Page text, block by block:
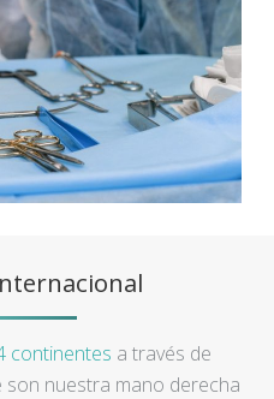
continentes a través de
nuestra mano derecha